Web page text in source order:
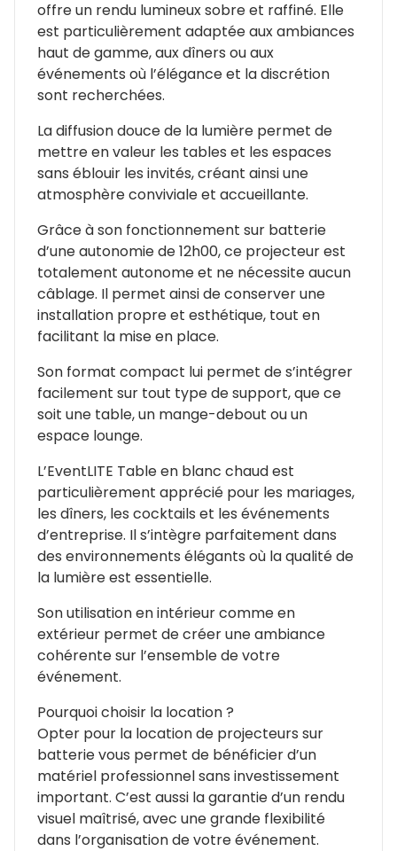
offre un rendu lumineux sobre et raffiné. Elle
est particulièrement adaptée aux ambiances
haut de gamme, aux dîners ou aux
événements où l’élégance et la discrétion
sont recherchées.
La diffusion douce de la lumière permet de
mettre en valeur les tables et les espaces
sans éblouir les invités, créant ainsi une
atmosphère conviviale et accueillante.
Grâce à son fonctionnement sur batterie
d’une autonomie de 12h00, ce projecteur est
totalement autonome et ne nécessite aucun
câblage. Il permet ainsi de conserver une
installation propre et esthétique, tout en
facilitant la mise en place.
Son format compact lui permet de s’intégrer
facilement sur tout type de support, que ce
soit une table, un mange-debout ou un
espace lounge.
L’EventLITE Table en blanc chaud est
particulièrement apprécié pour les mariages,
les dîners, les cocktails et les événements
d’entreprise. Il s’intègre parfaitement dans
des environnements élégants où la qualité de
la lumière est essentielle.
Son utilisation en intérieur comme en
extérieur permet de créer une ambiance
cohérente sur l’ensemble de votre
événement.
Pourquoi choisir la location ?
Opter pour la location de projecteurs sur
batterie vous permet de bénéficier d’un
matériel professionnel sans investissement
important. C’est aussi la garantie d’un rendu
visuel maîtrisé, avec une grande flexibilité
dans l’organisation de votre événement.